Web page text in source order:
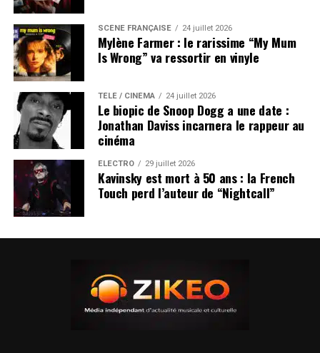
SCÈNE FRANÇAISE 24 juillet 2026
Mylène Farmer : le rarissime “My Mum
Is Wrong” va ressortir en vinyle
TÉLÉ / CINÉMA 24 juillet 2026
Le biopic de Snoop Dogg a une date :
Jonathan Daviss incarnera le rappeur au
cinéma
ÉLECTRO 29 juillet 2026
Kavinsky est mort à 50 ans : la French
Touch perd l’auteur de “Nightcall”